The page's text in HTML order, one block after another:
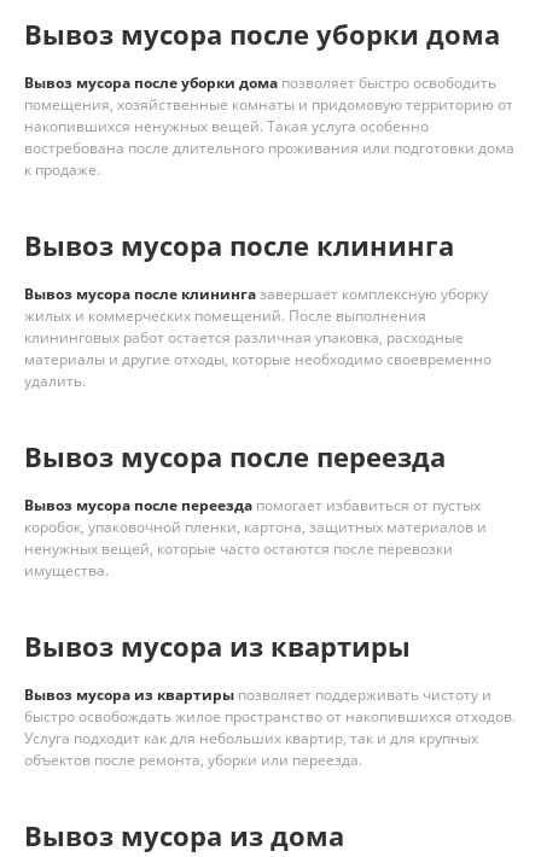
Вывоз мусора после уборки дома
Вывоз мусора после уборки дома позволяет быстро освободить
помещения, хозяйственные комнаты и придомовую территорию от
накопившихся ненужных вещей. Такая услуга особенно
востребована после длительного проживания или подготовки дома
к продаже.
Вывоз мусора после клининга
Вывоз мусора после клинингазавершает комплексную уборку
жилых и коммерческих помещений. После выполнения
клининговых работ остается различная упаковка, расходные
материалы и другие отходы, которые необходимо своевременно
удалить.
Вывоз мусора после переезда
Вывоз мусора после переезда помогает избавиться от пустых
коробок, упаковочной пленки, картона, защитных материалов и
ненужных вещей, которые часто остаются после перевозки
имущества.
Вывоз мусора из квартиры
Вывоз мусора из квартиры позволяет поддерживать чистоту и
быстро освобождать жилое пространство от накопившихся отходов.
Услуга подходит как для небольших квартир, так и для крупных
объектов после ремонта, уборки или переезда.
Вывоз мусора из дома